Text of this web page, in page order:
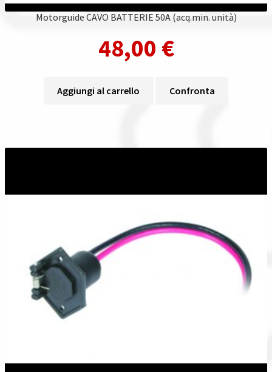
Motorguide CAVO BATTERIE 50A (acq.min. unità)
48,00 €
Aggiungi al carrello Confronta